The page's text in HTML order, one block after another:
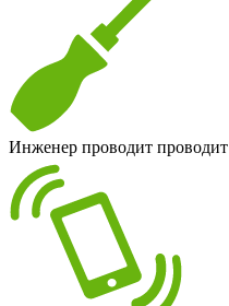
Инженер проводит проводит